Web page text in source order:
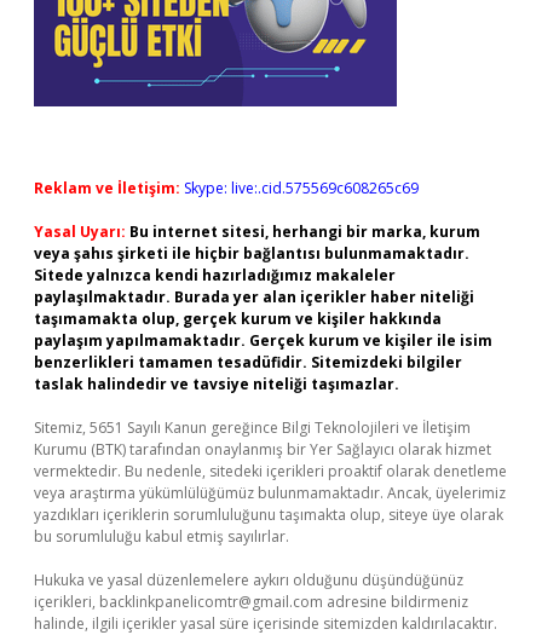
Reklam ve İletişim: Skype: live:.cid.575569c608265c69
Yasal Uyarı: Bu internet sitesi, herhangi bir marka, kurum
veya şahıs şirketi ile hiçbir bağlantısı bulunmamaktadır.
Sitede yalnızca kendi hazırladığımız makaleler
paylaşılmaktadır. Burada yer alan içerikler haber niteliği
taşımamakta olup, gerçek kurum ve kişiler hakkında
paylaşım yapılmamaktadır. Gerçek kurum ve kişiler ile isim
benzerlikleri tamamen tesadüfidir. Sitemizdeki bilgiler
taslak halindedir ve tavsiye niteliği taşımazlar.
Sitemiz, 5651 Sayılı Kanun gereğince Bilgi Teknolojileri ve İletişim
Kurumu (BTK) tarafından onaylanmış bir Yer Sağlayıcı olarak hizmet
vermektedir. Bu nedenle, sitedeki içerikleri proaktif olarak denetleme
veya araştırma yükümlülüğümüz bulunmamaktadır. Ancak, üyelerimiz
yazdıkları içeriklerin sorumluluğunu taşımakta olup, siteye üye olarak
bu sorumluluğu kabul etmiş sayılırlar.
Hukuka ve yasal düzenlemelere aykırı olduğunu düşündüğünüz
içerikleri, backlinkpanelicomtr@gmail.com adresine bildirmeniz
halinde, ilgili içerikler yasal süre içerisinde sitemizden kaldırılacaktır.